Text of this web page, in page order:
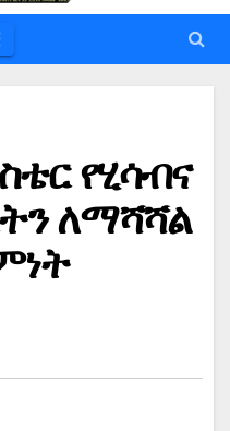
የሂሳብና
ለማሻሻል